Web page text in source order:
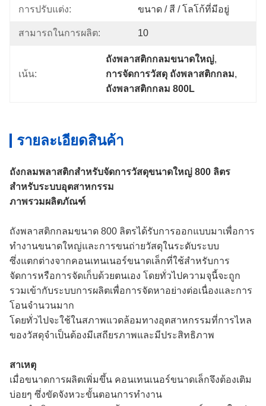
การปรับแต่ง: ขนาด / สี / โลโก้ที่มีอยู่
สามารถในการผลิต: 10
เน้น:
ถังพลาสติกกลมขนาดใหญ่,
การจัดการวัสดุ ถังพลาสติกกลม,
ถังพลาสติกกลม 800L
รายละเอียดสินค้า
ถังกลมพลาสติกสำหรับจัดการวัสดุขนาดใหญ่ 800 ลิตร
สำหรับระบบอุตสาหกรรม
ภาพรวมผลิตภัณฑ์
ถังพลาสติกกลมขนาด 800 ลิตรได้รับการออกแบบมาเพื่อการ
ทำงานขนาดใหญ่และการขนถ่ายวัสดุในระดับระบบ
ซึ่งแตกต่างจากคอนเทนเนอร์ขนาดเล็กที่ใช้สำหรับการ
จัดการหรือการจัดเก็บด้วยตนเอง โดยทั่วไปความจุนี้จะถูก
รวมเข้ากับระบบการผลิตเพื่อการจัดหาอย่างต่อเนื่องและการ
โอนจำนวนมาก
โดยทั่วไปจะใช้ในสภาพแวดล้อมทางอุตสาหกรรมที่การไหล
ของวัสดุจำเป็นต้องมีเสถียรภาพและมีประสิทธิภาพ
สาเหตุ
เมื่อขนาดการผลิตเพิ่มขึ้น คอนเทนเนอร์ขนาดเล็กจึงต้องเติม
บ่อยๆ ซึ่งขัดจังหวะขั้นตอนการทำงาน